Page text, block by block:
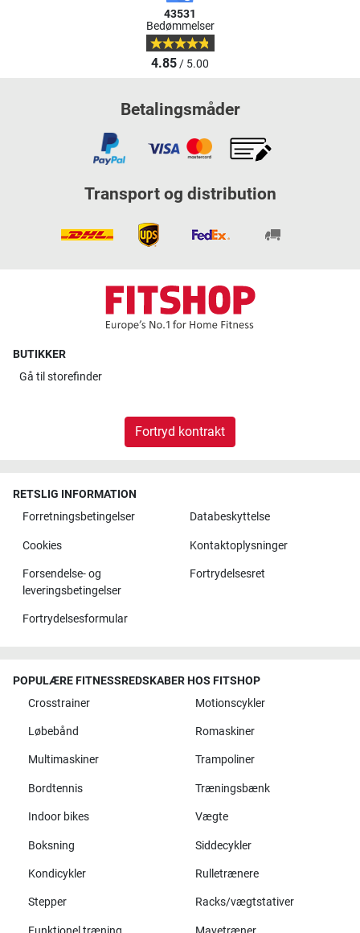
43531
Bedømmelser
4.85/ 5.00
Betalingsmåder
Transport og distribution
BUTIKKER
Gå til storefinder
Fortryd kontrakt
RETSLIG INFORMATION
Forretningsbetingelser
Databeskyttelse
Cookies Kontaktoplysninger
Forsendelse- og
leveringsbetingelser
Fortrydelsesret
Fortrydelsesformular
POPULÆRE FITNESSREDSKABER HOS FITSHOP
Crosstrainer
Motionscykler
Løbebånd Romaskiner
Multimaskiner Trampoliner
Bordtennis Træningsbænk
Indoor bikes Vægte
Boksning Siddecykler
Kondicykler Rulletrænere
Stepper Racks/vægtstativer